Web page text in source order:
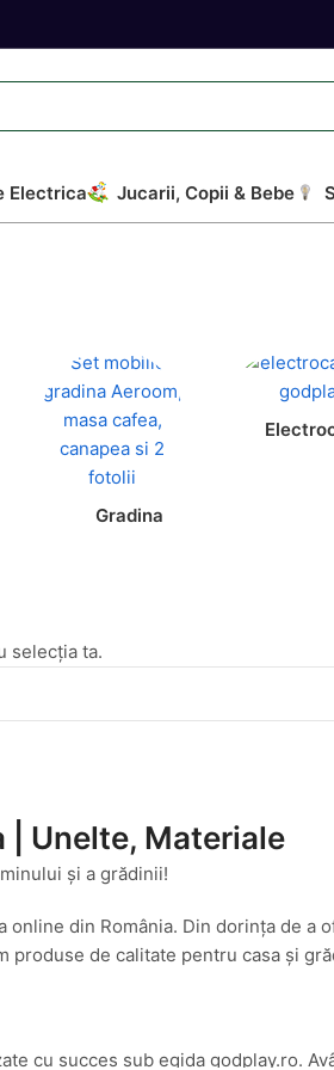
Electrica Jucarii, Copii & Bebe
Gradina
selecția ta.
| Unelte, Materiale
și a grădinii!
online din România. Din dorința de a
de calitate pentru casa și
cu succes sub egida godplay.ro.